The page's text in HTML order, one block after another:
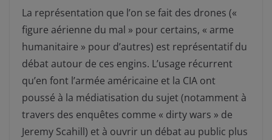
La représentation que l’on se fait des drones («
figure aérienne du mal » pour certains, « arme
humanitaire » pour d’autres) est représentatif du
débat autour de ces engins. L’usage récurrent
qu’en font l’armée américaine et la CIA ont
poussé à la médiatisation du sujet (notamment à
travers des enquêtes comme « dirty wars » de
Jeremy Scahill) et à ouvrir un débat au public plus